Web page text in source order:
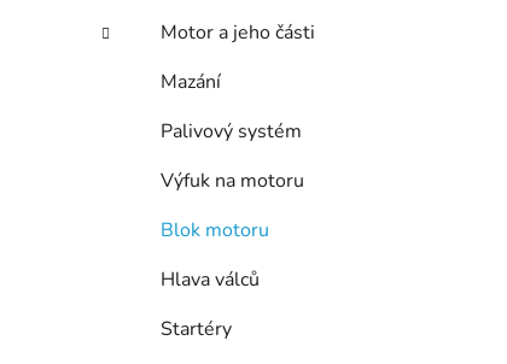
e
l
Motor a jeho části
Mazání
Palivový systém
Výfuk na motoru
Blok motoru
Hlava válců
Startéry